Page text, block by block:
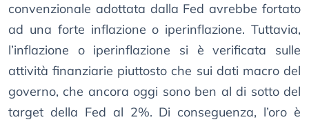
convenzionale adottata dalla Fed avrebbe fortato
ad una forte inflazione o iperinflazione. Tuttavia,
l’inflazione o iperinflazione si è verificata sulle
attività finanziarie piuttosto che sui dati macro del
governo, che ancora oggi sono ben al di sotto del
target della Fed al 2%. Di conseguenza, l’oro è